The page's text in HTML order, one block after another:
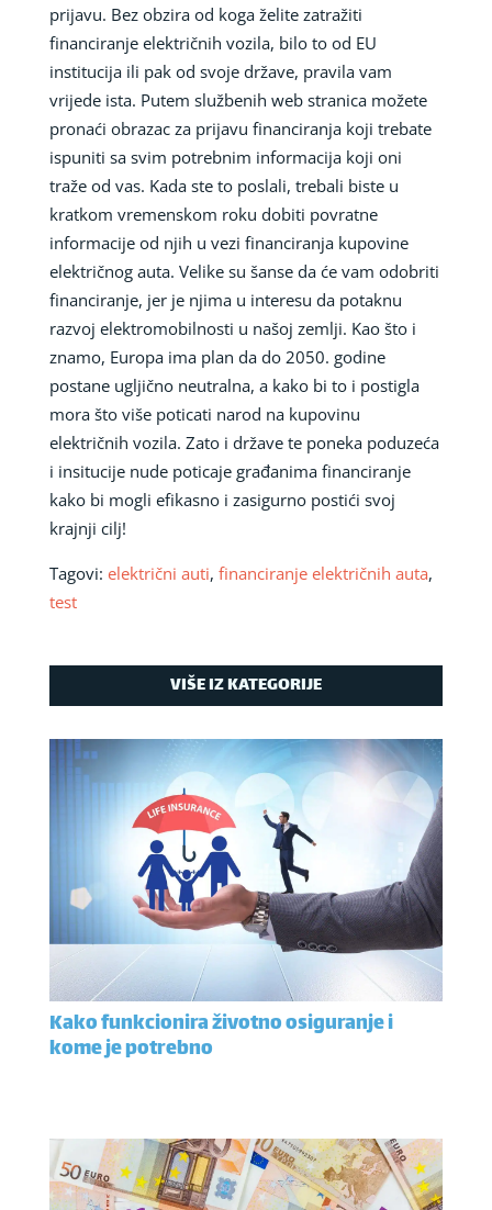
prijavu. Bez obzira od koga želite zatražiti
financiranje električnih vozila, bilo to od EU
institucija ili pak od svoje države, pravila vam
vrijede ista. Putem službenih web stranica možete
pronaći obrazac za prijavu financiranja koji trebate
ispuniti sa svim potrebnim informacija koji oni
traže od vas. Kada ste to poslali, trebali biste u
kratkom vremenskom roku dobiti povratne
informacije od njih u vezi financiranja kupovine
električnog auta. Velike su šanse da će vam odobriti
financiranje, jer je njima u interesu da potaknu
razvoj elektromobilnosti u našoj zemlji. Kao što i
znamo, Europa ima plan da do 2050. godine
postane ugljično neutralna, a kako bi to i postigla
mora što više poticati narod na kupovinu
električnih vozila. Zato i države te poneka poduzeća
i insitucije nude poticaje građanima financiranje
kako bi mogli efikasno i zasigurno postići svoj
krajnji cilj!
Tagovi: električni auti, financiranje električnih auta,
test
VIŠE IZ KATEGORIJE
Kako funkcionira životno osiguranje i
kome je potrebno